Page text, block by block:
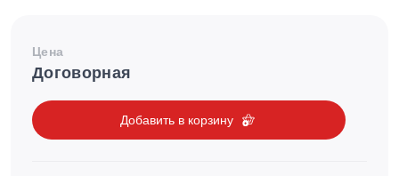
Цена
Договорная
Добавить в корзину